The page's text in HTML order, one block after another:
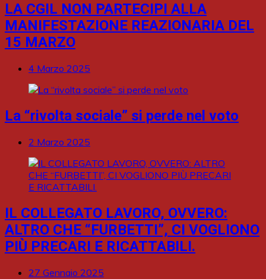
LA CGIL NON PARTECIPI ALLA
MANIFESTAZIONE REAZIONARIA DEL
15 MARZO
4 Marzo 2025
La “rivolta sociale” si perde nel voto
2 Marzo 2025
IL COLLEGATO LAVORO, OVVERO:
ALTRO CHE “FURBETTI”, CI VOGLIONO
PIÙ PRECARI E RICATTABILI.
27 Gennaio 2025